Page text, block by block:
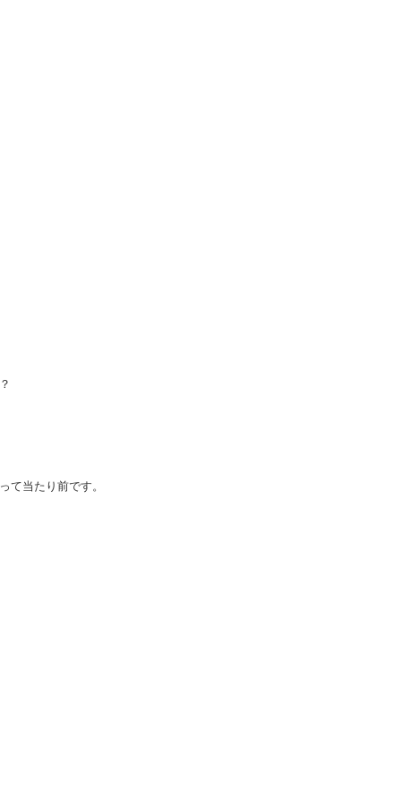
らいいの？
らいいの？
いけないの？
適切なの？
かかるの？
て当たり前です。